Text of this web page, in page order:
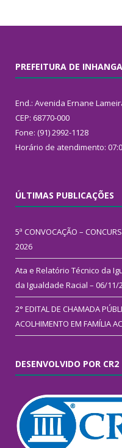
PREFEITURA DE
End.: Avenida Ernane
CEP: 68770-000
Fone: (91) 2992-1128
Horário de atendimento:
ÚLTIMAS PUBLICAÇÕES
5ª CONVOCAÇÃO –
2026
Ata e Relatório Técnico da
da Igualdade Racial – 06/11/
2° EDITAL DE CHAMADA
ACOLHIMENTO EM FAMÍLIA
DESENVOLVIDO POR CR2